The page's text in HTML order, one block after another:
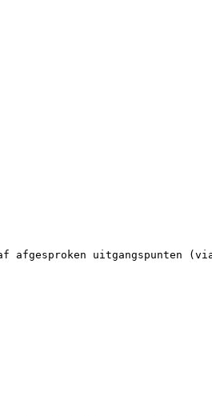
uitgangspunten